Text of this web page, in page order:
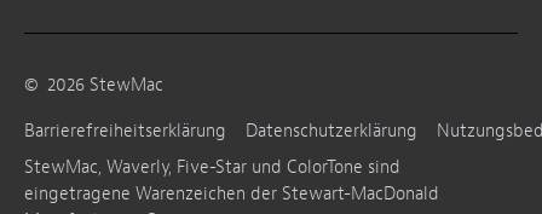
© 2026 StewMac
Barrierefreiheitserklärung
Datenschutzerklärung
StewMac, Waverly, Five-Star und ColorTone sind
eingetragene Warenzeichen der Stewart-MacDonald